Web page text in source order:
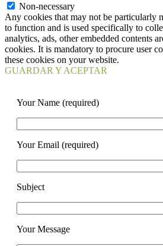
Non-necessary
Any cookies that may not be particularly
to function and is used specifically to
analytics, ads, other embedded contents
cookies. It is mandatory to procure user
these cookies on your website.
GUARDAR Y ACEPTAR
Your Name (required)
Your Email (required)
Subject
Your Message